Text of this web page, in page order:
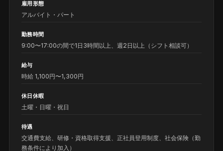
雇用形態
アルバイト・パート
勤務時間
9:00〜17:00の間で1日3時間以上、週2日以上（シフト相談可）
給与
時給 1,100円〜1,300円
休日休暇
土曜・日曜・祝日
待遇
交通費支給、研修・資格取得支援、正社員登用制度、社会保険（勤
務条件により加入）